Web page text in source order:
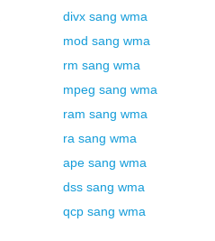
divx sang wma
mod sang wma
rm sang wma
mpeg sang wma
ram sang wma
ra sang wma
ape sang wma
dss sang wma
qcp sang wma